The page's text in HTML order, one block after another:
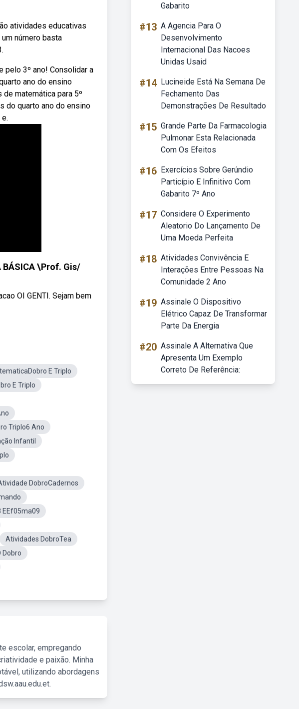
atividades educativas
número basta
pelo 3º ano! Consolidar a
ano do ensino
matemática para 5º
do quarto ano do ensino
BÁSICA \Prof. Gis/
OI GENTI. Sejam bem
E Triplo
E Triplo
Triplo6 Ano
Infantil
DobroCadernos
EEf05ma09
Atividades DobroTea
Dobro
escolar, empregando
e paixão. Minha
utilizando abordagens
Gabarito
#13 A Agencia Para O
Desenvolvimento
Internacional Das Nacoes
Unidas Usaid
#14 Lucineide Está Na Semana De
Fechamento Das
Demonstrações De Resultado
#15 Grande Parte Da Farmacologia
Pulmonar Esta Relacionada
Com Os Efeitos
#16 Exercícios Sobre Gerúndio
Particípio E Infinitivo Com
Gabarito 7º Ano
#17 Considere O Experimento
Aleatorio Do Lançamento De
Uma Moeda Perfeita
#18 Atividades Convivência E
Interações Entre Pessoas Na
Comunidade 2 Ano
#19 Assinale O Dispositivo
Elétrico Capaz De Transformar
Parte Da Energia
#20 Assinale A Alternativa Que
Apresenta Um Exemplo
Correto De Referência: